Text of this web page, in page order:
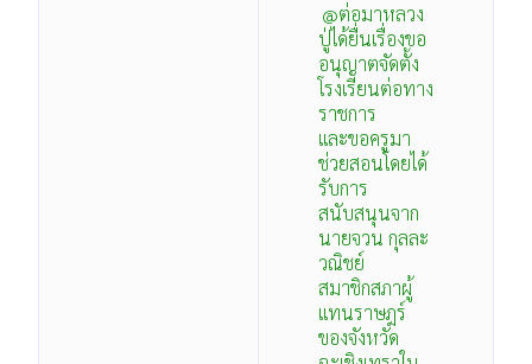
@ต่อมาหลวง
ปู่ได้ยื่นเรื่องขอ
อนุญาตจัดตั้ง
โรงเรียนต่อทาง
ราชการ
และขอครูมา
ช่วยสอนโดยได้
รับการ
สนับสนุนจาก
นายจวน กุลละ
วณิชย์
สมาชิกสภาผู้
แทนราษฎร์
ของจังหวัด